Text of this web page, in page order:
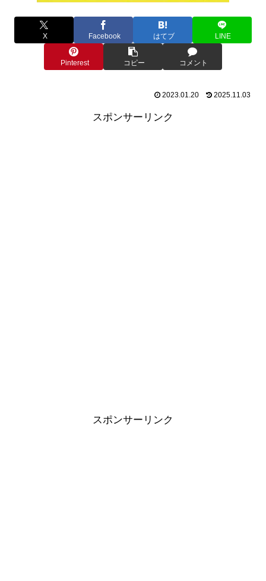
X Facebook はてブ LINE
Pinterest コピー コメント
2023.01.20 2025.11.03
スポンサーリンク
スポンサーリンク